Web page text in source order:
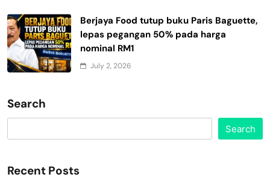
Berjaya Food tutup buku Paris Baguette,
lepas pegangan 50% pada harga
nominal RM1
July 2, 2026
Search
Search
Recent Posts